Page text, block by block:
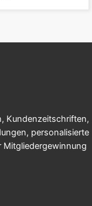
Kundenzeitschriften,
personalisierte
Mitgliedergewinnung